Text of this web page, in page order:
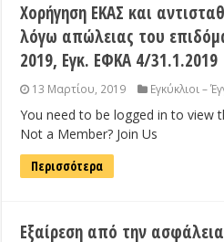
Χορήγηση ΕΚΑΣ και
λόγω απώλειας του
2019, Εγκ. ΕΦΚΑ 4/31.1.2019
13 Μαρτίου, 2019 Εγκύκλιοι –
You need to be logged in to view
Not a Member? Join Us
Περισσότερα
Εξαίρεση από την